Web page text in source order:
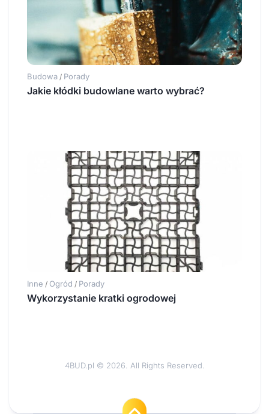
Budowa / Porady
Jakie kłódki budowlane warto wybrać?
Inne / Ogród / Porady
Wykorzystanie kratki ogrodowej
4BUD.pl © 2026. All Rights Reserved.